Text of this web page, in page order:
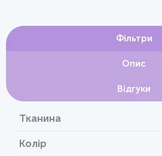
Фільтри
Опис
Відгуки
Тканина
Колір